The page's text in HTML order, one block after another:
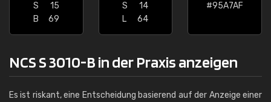
S
15
B
69
S
14
L
64
#95A7AF
NCS S 3010-B in der Praxis anzeigen
Es ist riskant, eine Entscheidung basierend auf der Anzeige einer